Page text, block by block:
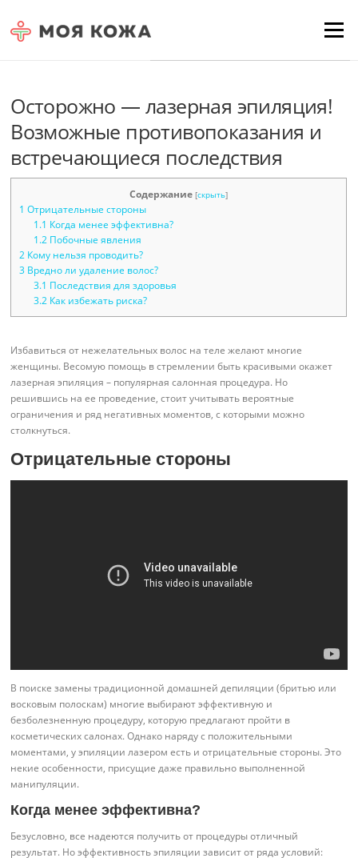
Menu
Осторожно — лазерная эпиляция!
Возможные противопоказания и
встречающиеся последствия
Содержание [скрыть]
1 Отрицательные стороны
1.1 Когда менее эффективна?
1.2Побочные явления
2 Кому нельзя проводить?
3 Вредно ли удаление волос?
3.1 Последствия для здоровья
3.2Как избежать риска?
Избавиться от нежелательных волос на теле желают многие
женщины. Весомую помощь в стремлении быть красивыми окажет
лазерная эпиляция – популярная салонная процедура. Но
решившись на ее проведение, стоит учитывать вероятные
ограничения и ряд негативных моментов, с которыми можно
столкнуться.
Отрицательные стороны
В поиске замены традиционной домашней депиляции (бритью или
восковым полоскам) многие выбирают эффективную и
безболезненную процедуру, которую предлагают пройти в
косметических салонах. Однако наряду с положительными
моментами, у эпиляции лазером есть и отрицательные стороны. Это
некие особенности, присущие даже правильно выполненной
манипуляции.
Когда менее эффективна?
Безусловно, все надеются получить от процедуры отличный
результат. Но эффективность эпиляции зависит от ряда условий:
Для любых предложений по